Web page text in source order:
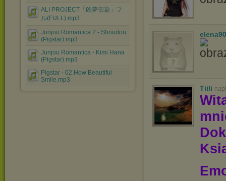
ALI PROJECT「凶夢伝染」フ
ル(FULL).mp3
Junjou Romantica 2 - Shoudou
(Pigstar).mp3
Junjou Romantica - Kimi Hana
(Pigstar).mp3
Pigstar - 02.How Beautiful
Smile.mp3
elena90
Tiili